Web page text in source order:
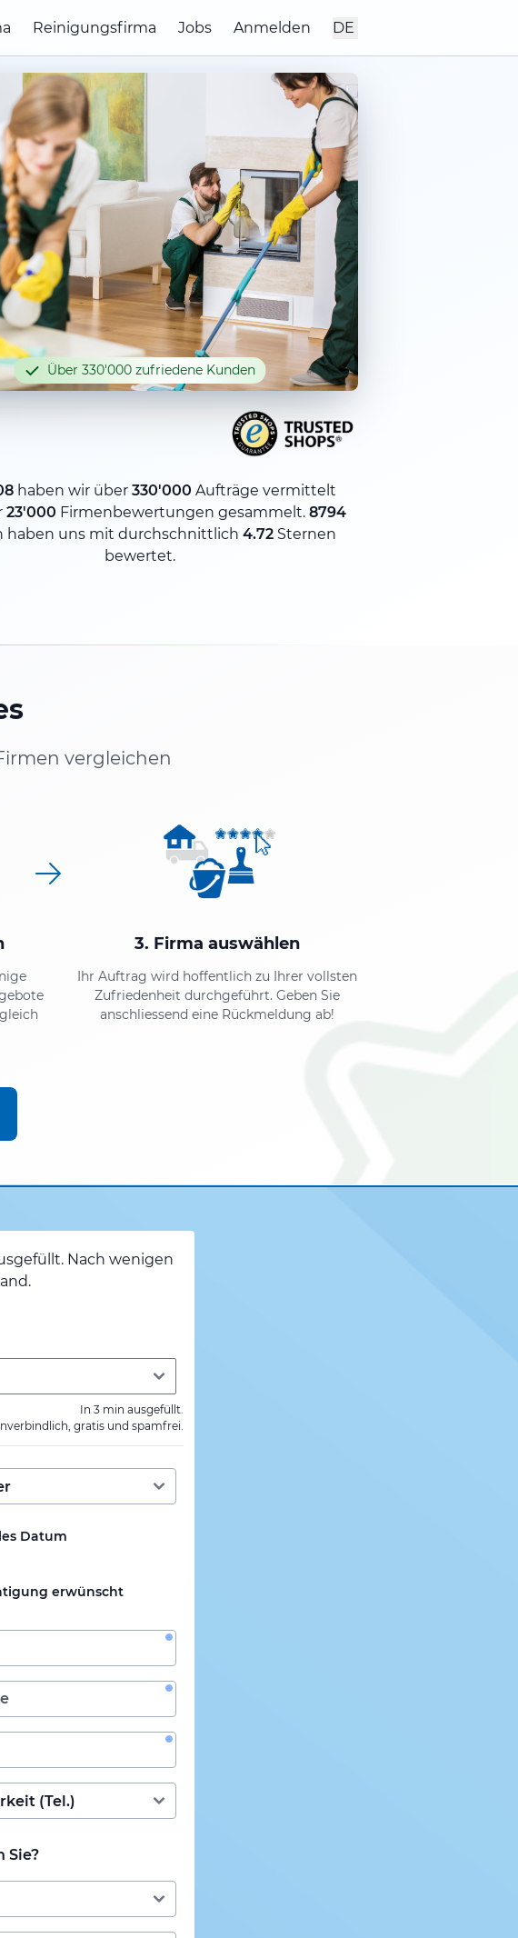
Reinigungsfirma Jobs Anmelden DE
Über 330'000 zufriedene Kunden
haben wir über 330'000 Aufträge vermittelt
23'000 Firmenbewertungen gesammelt. 8794
haben uns mit durchschnittlich 4.72Sternen
bewertet.
vergleichen
3. Firma auswählen
Ihr Auftrag wird hoffentlich zu Ihrer vollsten
Zufriedenheit durchgeführt. Geben Sie
anschliessend eine Rückmeldung ab!
Nach wenigen
In 3 min ausgefüllt.
gratis und spamfrei.
Datum
erwünscht
Sie?